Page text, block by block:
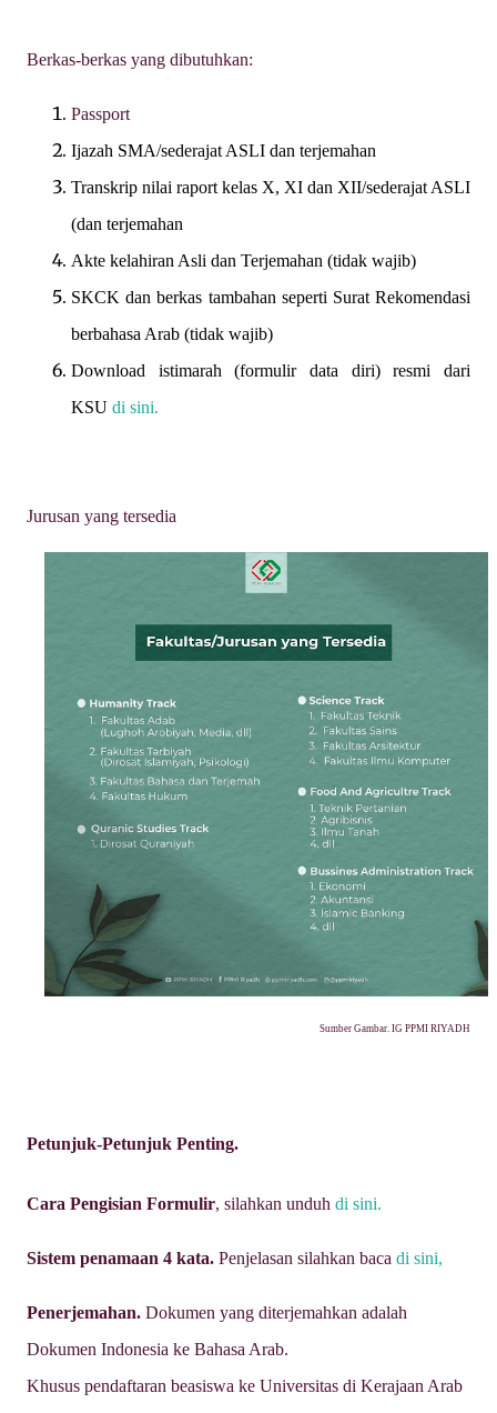
Berkas-berkas yang dibutuhkan:
Passport
Ijazah SMA/sederajat ASLI dan terjemahan
Transkrip nilai raport kelas X, XI dan XII/sederajat ASLI
(dan terjemahan
Akte kelahiran Asli dan Terjemahan (tidak wajib)
SKCK dan berkas tambahan seperti Surat Rekomendasi
berbahasa Arab (tidak wajib)
Download istimarah (formulir data diri) resmi dari
KSU di sini.
Jurusan yang tersedia
Sumber Gambar. IG PPMI RIYADH
Petunjuk-Petunjuk Penting.
Cara Pengisian Formulir, silahkan unduh di sini.
Sistem penamaan 4 kata. Penjelasan silahkan baca di sini,
Penerjemahan. Dokumen yang diterjemahkan adalah
Dokumen Indonesia ke Bahasa Arab.
Khusus pendaftaran beasiswa ke Universitas di Kerajaan Arab